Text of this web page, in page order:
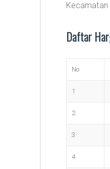
Kecamatan
Daftar
No
1
2
3
4